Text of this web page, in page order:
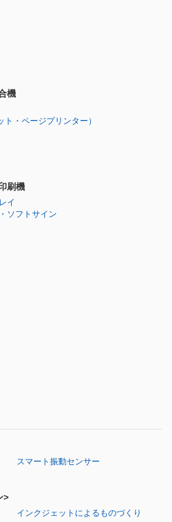
機
ト・ページプリンター）
刷機
イ
ソフトサイン
スマート振動センサー
>
インクジェットによるものづくり